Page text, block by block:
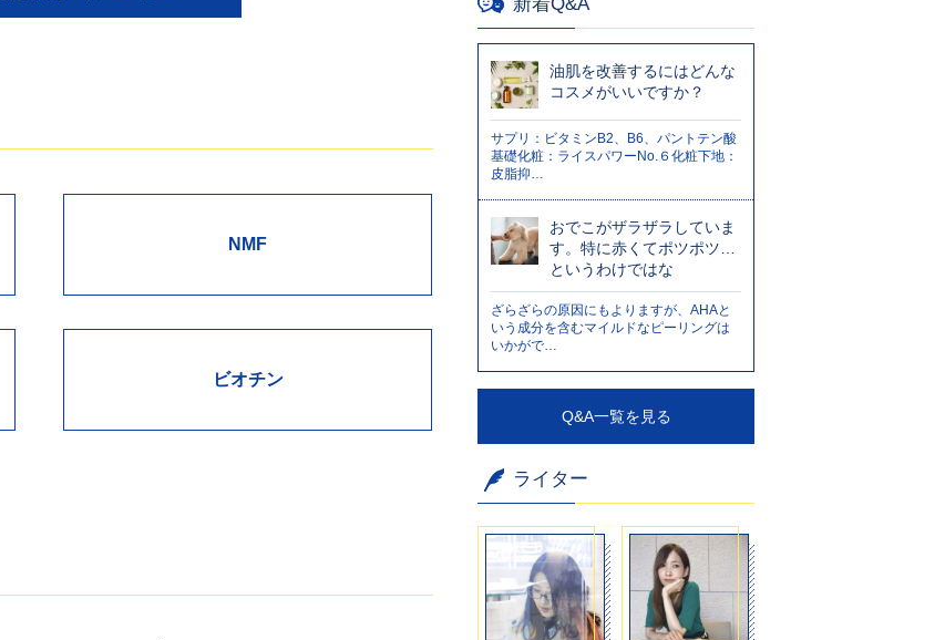
NMF
ビオチン
油肌を改善するにはどんな
コスメがいいですか？
サプリ：ビタミンB2、B6、パントテン酸
基礎化粧：ライスパワーNo.６化粧下地：
皮脂抑…
おでこがザラザラしていま
す。特に赤くてポツポツ…
というわけではな
ざらざらの原因にもよりますが、AHAと
いう成分を含むマイルドなピーリングは
いかがで…
Q&A一覧を見る
ライター